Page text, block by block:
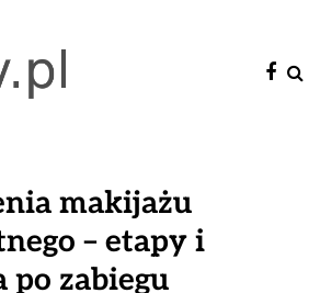
makijażu
– etapy i
po zabiegu